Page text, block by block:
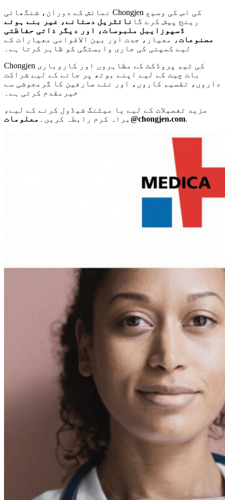
نمائش کے دوران، شنگھائی Chongjen کی اس کی وسیع
رینج پیش کرے گا نائٹریل دستانے، غیر بنے ہوئے
ڈسپوزایبل ملبوسات، اور دیگر ذاتی حفاظتی
مصنوعات، معیار، جدت اور بین الاقوامی معیارات کے
لیے کمپنی کی جاری وابستگی کو ظاہر کرتا ہے۔
Chongjen کی ٹیم پروڈکٹ کے مظاہروں اور کاروباری
بات چیت کے لیے اپنے بوتھ پر جانے کے لیے شراکت
داروں، تقسیم کاروں، اور نئے صارفین کا گرمجوشی سے
خیرمقدم کرتی ہے۔
مزید تفصیلات کے لیے یا میٹنگ شیڈول کرنے کے لیے،
براہ کرم رابطہ کریں۔
معلومات @chongjen.com.